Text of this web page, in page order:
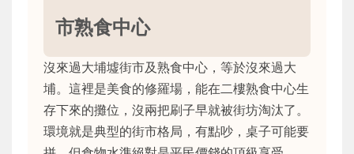
市熟食中心
沒來過大埔墟街市及熟食中心，等於沒來過大
埔。這裡是美食的修羅場，能在二樓熟食中心生
存下來的攤位，沒兩把刷子早就被街坊淘汰了。
環境就是典型的街市格局，有點吵，桌子可能要